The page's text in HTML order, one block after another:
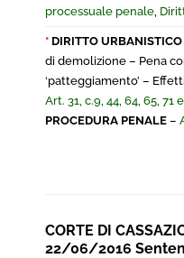
processuale penale,
* DIRITTO URBANISTICO
di demolizione – Pena
‘patteggiamento’ –
Art. 31, c.9, 44, 64, 65, 71
PROCEDURA PENALE –
CORTE DI
22/06/2016